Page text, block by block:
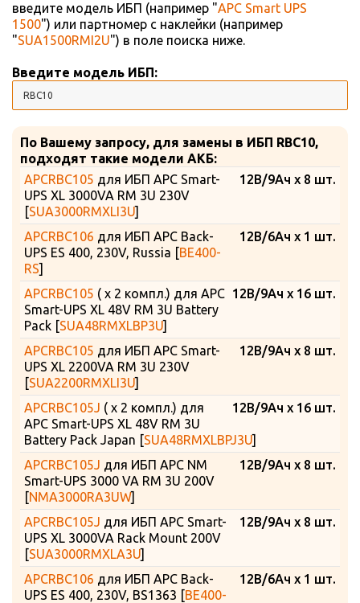
введите модель ИБП (например "APC Smart UPS
1500") или партномер с наклейки (например
"SUA1500RMI2U") в поле поиска ниже.
Введите модель ИБП:
По Вашему запросу, для замены в ИБП RBC10,
подходят такие модели АКБ:
12В/9Ач x 8 шт.
APCRBC105 для ИБП APC Smart-
UPS XL 3000VA RM 3U 230V
[SUA3000RMXLI3U]
12В/6Ач x 1 шт.
APCRBC106 для ИБП APC Back-
UPS ES 400, 230V, Russia [BE400-
RS]
12В/9Ач x 16 шт.
APCRBC105 ( х 2 компл.) для APC
Smart-UPS XL 48V RM 3U Battery
Pack [SUA48RMXLBP3U]
12В/9Ач x 8 шт.
APCRBC105 для ИБП APC Smart-
UPS XL 2200VA RM 3U 230V
[SUA2200RMXLI3U]
12В/9Ач x 16 шт.
APCRBC105J ( х 2 компл.) для
APC Smart-UPS XL 48V RM 3U
Battery Pack Japan [SUA48RMXLBPJ3U]
12В/9Ач x 8 шт.
APCRBC105J для ИБП APC NM
Smart-UPS 3000 VA RM 3U 200V
[NMA3000RA3UW]
12В/9Ач x 8 шт.
APCRBC105J для ИБП APC Smart-
UPS XL 3000VA Rack Mount 200V
[SUA3000RMXLA3U]
12В/6Ач x 1 шт.
APCRBC106 для ИБП APC Back-
UPS ES 400, 230V, BS1363 [BE400-